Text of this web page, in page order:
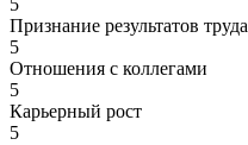
Признание результатов труда
5
Отношения с коллегами
5
Карьерный рост
5